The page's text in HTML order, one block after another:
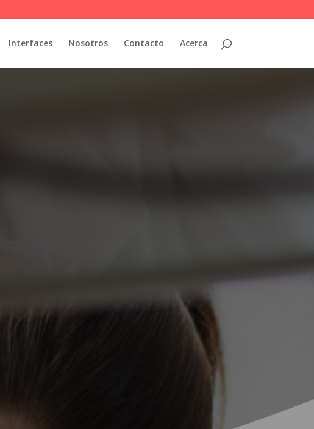
Interfaces Nosotros Contacto Acerca